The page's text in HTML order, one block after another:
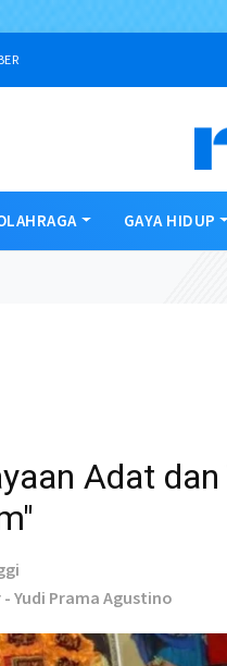
GAYA HIDUP
Adat
Yudi Prama Agustino